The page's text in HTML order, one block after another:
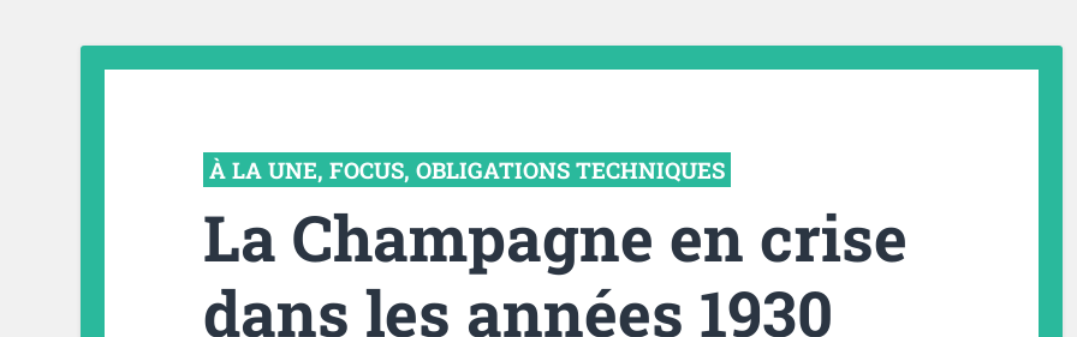
À LA UNE, FOCUS, OBLIGATIONS TECHNIQUES
La Champagne en crise
dans les années 1930